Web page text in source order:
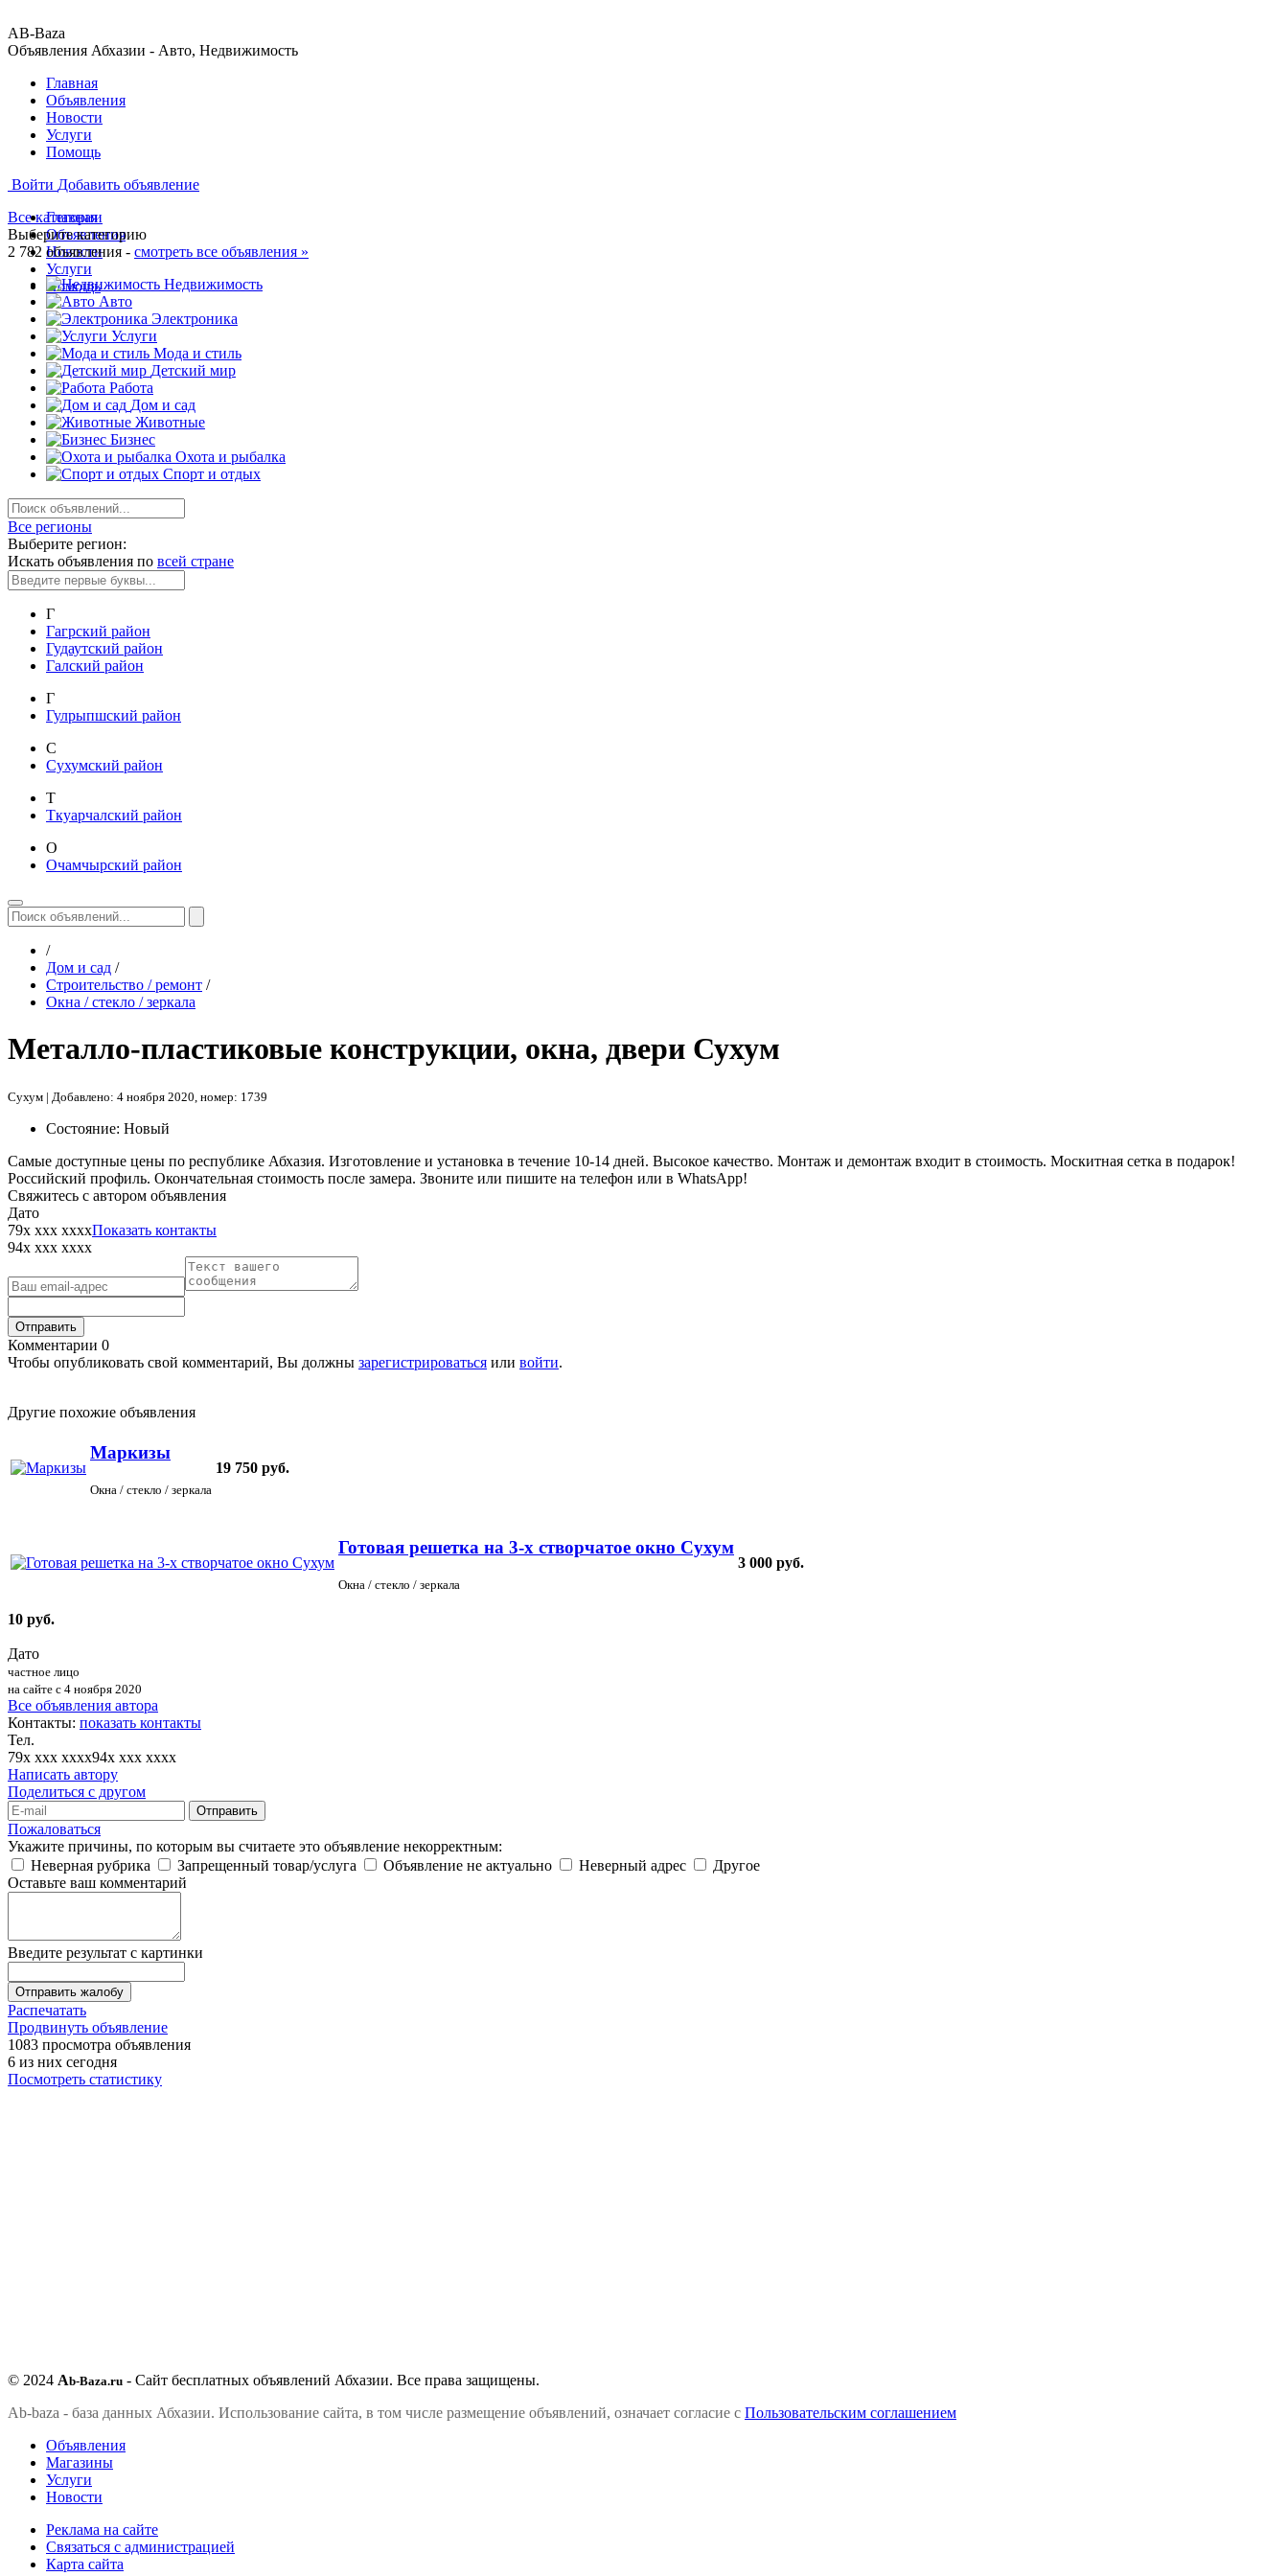
AB-Baza
Объявления Абхазии - Авто, Недвижимость
Главная
Объявления
Новости
Услуги
Помощь
Войти Добавить объявление
Главная
Объявления
Новости
Услуги
Помощь
Все категории
Выберите категорию
2 782 объявления - смотреть все объявления »
Недвижимость
Авто
Электроника
Услуги
Мода и стиль
Детский мир
Работа
Дом и сад
Животные
Бизнес
Охота и рыбалка
Спорт и отдых
Все регионы
Выберите регион:
Искать объявления по всей стране
Г
Гагрский район
Гудаутский район
Галский район
Г
Гулрыпшский район
С
Сухумский район
Т
Ткуарчалский район
О
Очамчырский район
/
Дом и сад /
Строительство / ремонт /
Окна / стеклo / зеркала
Металло-пластиковые конструкции, окна, двери Сухум
Сухум | Добавлено: 4 ноября 2020, номер: 1739
Состояние: Новый
Самые доступные цены по республике Абхазия. Изготовление и установка в течение 10-14 дней. Высокое качество. Монтаж и демонтаж входит в стоимость. Москитная сетка в подарок!
Российский профиль. Окончательная стоимость после замера. Звоните или пишите на телефон или в WhatsApp!
Свяжитесь с автором объявления
Дато
79x xxx xxxxПоказать контакты
94x xxx xxxx
Отправить
Комментарии 0
Чтобы опубликовать свой комментарий, Вы должны зарегистрироваться или войти.
Другие похожие объявления
Маркизы
Окна / стеклo / зеркала
19 750 руб.
Готовая решетка на 3-х створчатое окно Сухум
Окна / стеклo / зеркала
3 000 руб.
10 руб.
Дато
частное лицо
на сайте с 4 ноября 2020
Все объявления автора
Контакты: показать контакты
Тел.
79x xxx xxxx94x xxx xxxx
Написать автору
Поделиться с другом
Отправить
Пожаловаться
Укажите причины, по которым вы считаете это объявление некорректным:
Неверная рубрика
Запрещенный товар/услуга Объявление не актуально Неверный адрес
Другое
Оставьте ваш комментарий
Введите результат с картинки
Отправить жалобу
Распечатать
Продвинуть объявление
1083 просмотра объявления
6 из них сегодня
Посмотреть статистику
© 2024 Ab-Baza.ru - Сайт бесплатных объявлений Абхазии. Все права защищены.
Ab-baza - база данных Абхазии. Использование сайта, в том числе размещение объявлений, означает согласие с Пользовательским соглашением
Объявления
Магазины
Услуги
Новости
Реклама на сайте
Связаться с администрацией
Карта сайта